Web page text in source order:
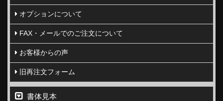
オプションについて
FAX・メールでのご注文について
お客様からの声
旧再注文フォーム
書体見本